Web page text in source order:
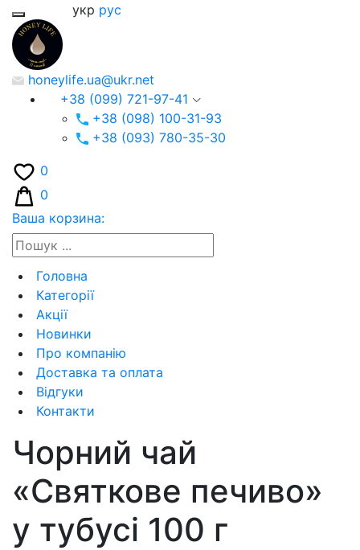
укр рус
honeylife.ua@ukr.net
+38 (099) 721-97-41
+38 (098) 100-31-93
+38 (093) 780-35-30
0
0
Ваша корзина:
Головна
Категорії
Акції
Новинки
Про компанію
Доставка та оплата
Відгуки
Контакти
Чорний чай
«Святкове печиво»
у тубусі 100 г